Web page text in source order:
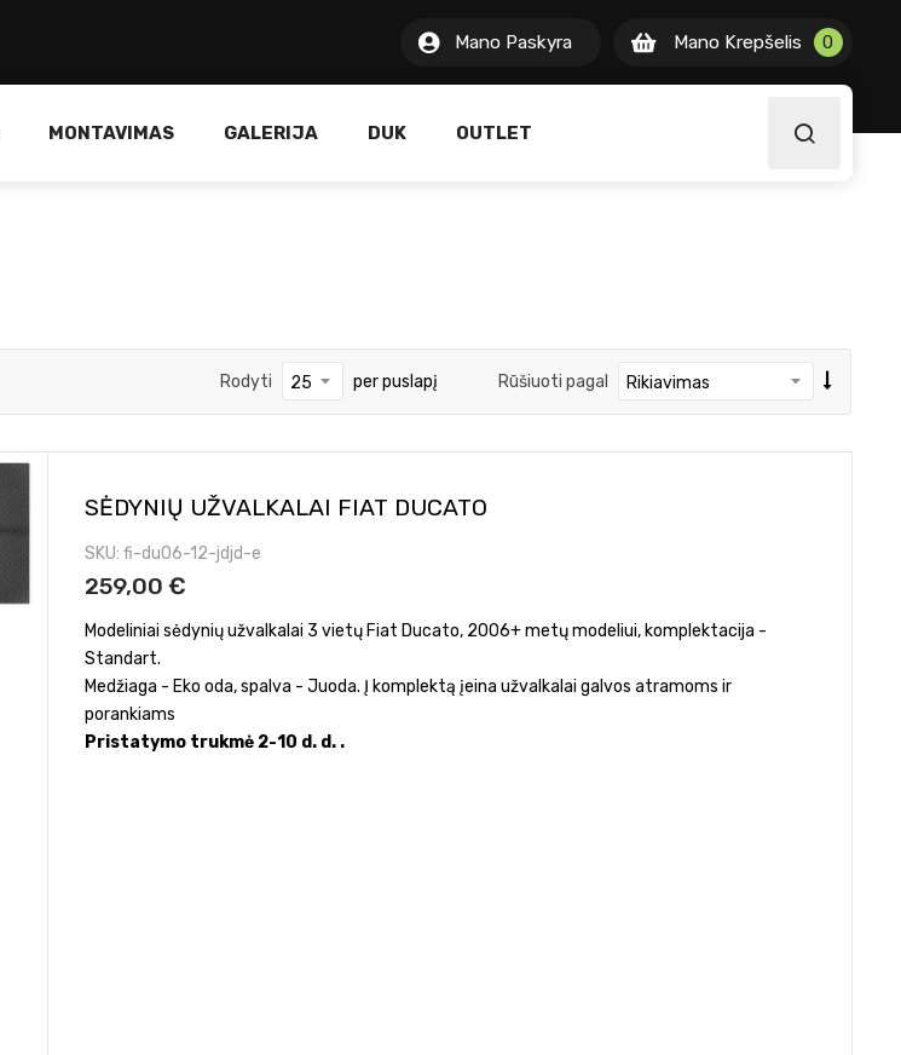
Mano Paskyra Mano Krepšelis0 item
00
MONTAVIMAS GALERIJA DUK OUTLET
Rūšiuoti pagal
Rodyti per puslapį
SĖDYNIŲ UŽVALKALAI FIAT DUCATO
SKU fi-du06-12-jdjd-e
259,00 €
Modeliniai sėdynių užvalkalai 3 vietų Fiat Ducato, 2006+ metų modeliui, komplektacija -
Standart.
Medžiaga - Eko oda, spalva - Juoda. Į komplektą įeina užvalkalai galvos atramoms ir
porankiams
Pristatymo trukmė 2-10 d. d. .